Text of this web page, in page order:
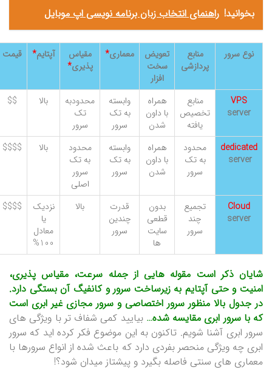
بخوانید! راهنمای انتخاب زبان برنامه نویسی اپ موبایل
نوع سرور
منابع
پردازشی
تعویض
سخت
افزار
معماری*
مقیاس
پذیری*
آپتایم* قیمت
VPS
server
منابع
تخصیص
یافته
همراه
با داون
شدن
وابسته
به تک
سرور
محدودبه
تک
سرور
بالا $$
dedicated
server
محدود
به تک
سرور
همراه
با داون
شدن
وابسته
به تک
سرور
محدود
به تک
سرور
اصلی
بالا $$$$
Cloud
server
تجمیع
چند
سرور
بدون
قطعی
سایت
ها
قدرت
چندین
سرور
بالا
نزدیک
یا
معادل
100%
$$$$
شایان ذکر است مقوله هایی از جمله سرعت، مقیاس پذیری،
امنیت و حتی آپتایم به زیرساخت سرور و کانفیگ آن بستگی دارد.
در جدول بالا منظور سرور اختصاصی و سرور مجازی غیر ابری است
که با سرور ابری مقایسه شده…بیایید کمی شفاف تر با ویژگی های
سرور ابری آشنا شویم. تاکنون به این موضوع فکر کرده اید که سرور
ابری چه ویژگی منحصر بفردی دارد که باعث شده از انواع سرورها با
معماری های سنتی فاصله بگیرد و پیشتاز میدان شود؟!